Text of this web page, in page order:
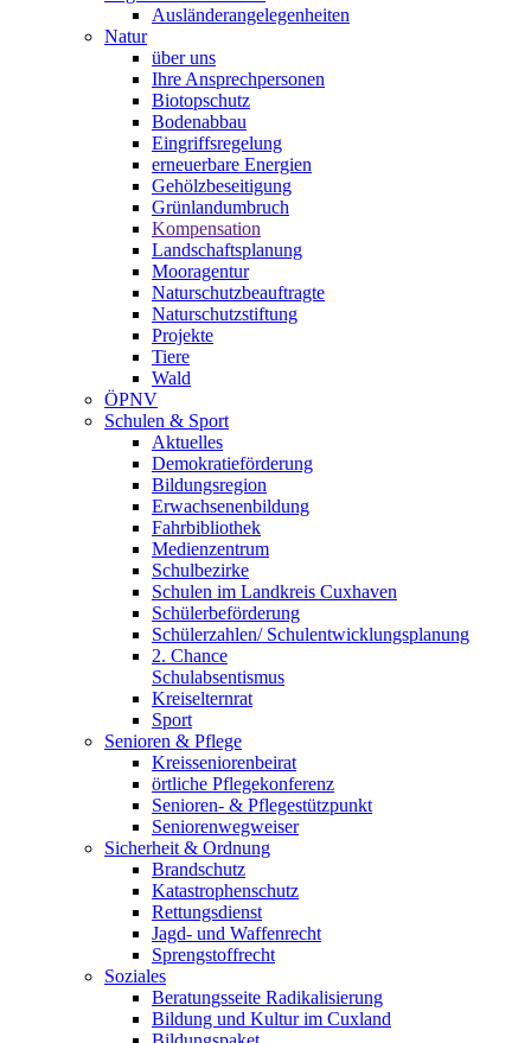
Ausländerangelegenheiten
Natur
über uns
Ihre Ansprechpersonen
Biotopschutz
Bodenabbau
Eingriffsregelung
erneuerbare Energien
Gehölzbeseitigung
Grünlandumbruch
Kompensation
Landschaftsplanung
Mooragentur
Naturschutzbeauftragte
Naturschutzstiftung
Projekte
Tiere
Wald
ÖPNV
Schulen & Sport
Aktuelles
Demokratieförderung
Bildungsregion
Erwachsenenbildung
Fahrbibliothek
Medienzentrum
Schulbezirke
Schulen im Landkreis Cuxhaven
Schülerbeförderung
Schülerzahlen/ Schulentwicklungsplanung
2. Chance
Schulabsentismus
Kreiselternrat
Sport
Senioren & Pflege
Kreisseniorenbeirat
örtliche Pflegekonferenz
Senioren- & Pflegestützpunkt
Seniorenwegweiser
Sicherheit & Ordnung
Brandschutz
Katastrophenschutz
Rettungsdienst
Jagd- und Waffenrecht
Sprengstoffrecht
Soziales
Beratungsseite Radikalisierung
Bildung und Kultur im Cuxland